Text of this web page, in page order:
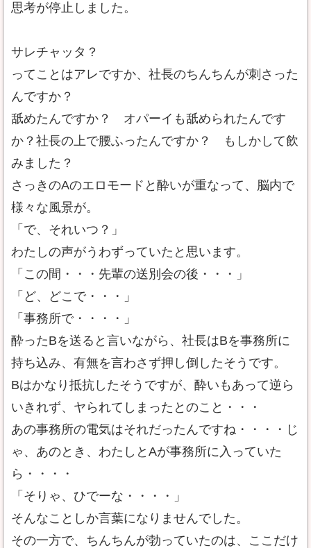
思考が停止しました。
サレチャッタ？
ってことはアレですか、社長のちんちんが刺さった
んですか？
舐めたんですか？ オパーイも舐められたんです
か？社長の上で腰ふったんですか？ もしかして飲
みました？
さっきのAのエロモードと酔いが重なって、脳内で
様々な風景が。
「で、それいつ？」
わたしの声がうわずっていたと思います。
「この間・・・先輩の送別会の後・・・」
「ど、どこで・・・」
「事務所で・・・・」
酔ったBを送ると言いながら、社長はBを事務所に
持ち込み、有無を言わさず押し倒したそうです。
Bはかなり抵抗したそうですが、酔いもあって逆ら
いきれず、ヤられてしまったとのこと・・・
あの事務所の電気はそれだったんですね・・・・じ
ゃ、あのとき、わたしとAが事務所に入っていた
ら・・・・
「そりゃ、ひでーな・・・・」
そんなことしか言葉になりませんでした。
その一方で、ちんちんが勃っていたのは、ここだけ